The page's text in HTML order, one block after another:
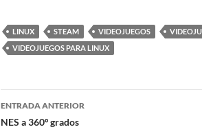
(libres o no) para
Linux, donde
periodicamente e
LINUX STEAM VIDEOJUEGOS
VIDEOJUEGOS PARA LINUX
Navegación
de
ENTRADA ANTERIOR
NES a 360º grados